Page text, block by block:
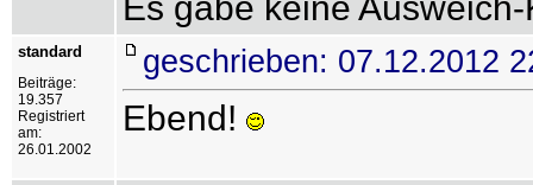
standard
Beiträge:
19.357
Registriert
am:
26.01.2002
geschrieben: 07.12.2012
Ebend!